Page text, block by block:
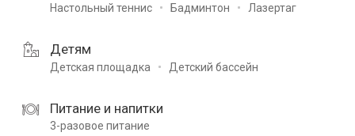
Настольный теннис
Бадминтон Лазертаг
Детям
Детская площадка Детский бассейн
Питание и напитки
3-разовое питание